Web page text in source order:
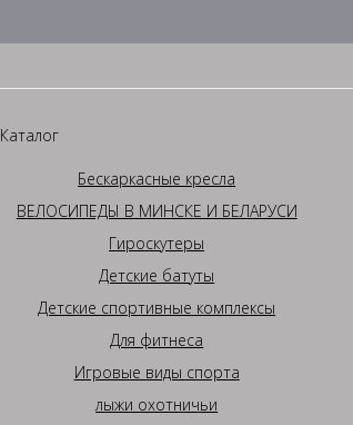
Каталог
Бескаркасные кресла
ВЕЛОСИПЕДЫ В МИНСКЕ И БЕЛАРУСИ
Гироскутеры
Детские батуты
Детские спортивные комплексы
Для фитнеса
Игровые виды спорта
лыжи охотничьи